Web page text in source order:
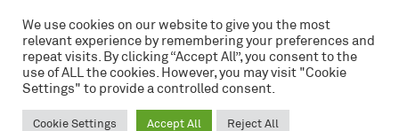
We use cookies on our website to give you the most
relevant experience by remembering your preferences and
repeat visits. By clicking “Accept All”, you consent to the
use of ALL the cookies. However, you may visit "Cookie
Settings" to provide a controlled consent.
Cookie Settings Accept All Reject All